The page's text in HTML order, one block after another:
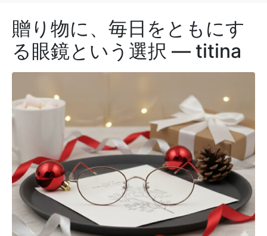
贈り物に、毎日をともにす
る眼鏡という選択 ― titina